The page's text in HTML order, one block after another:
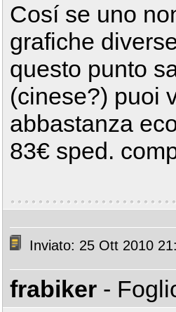
Cosí se uno
grafiche
questo punto
(cinese?) puoi
abbastanza
83€ sped.
Inviato: 25 Ott 2010
frabiker -